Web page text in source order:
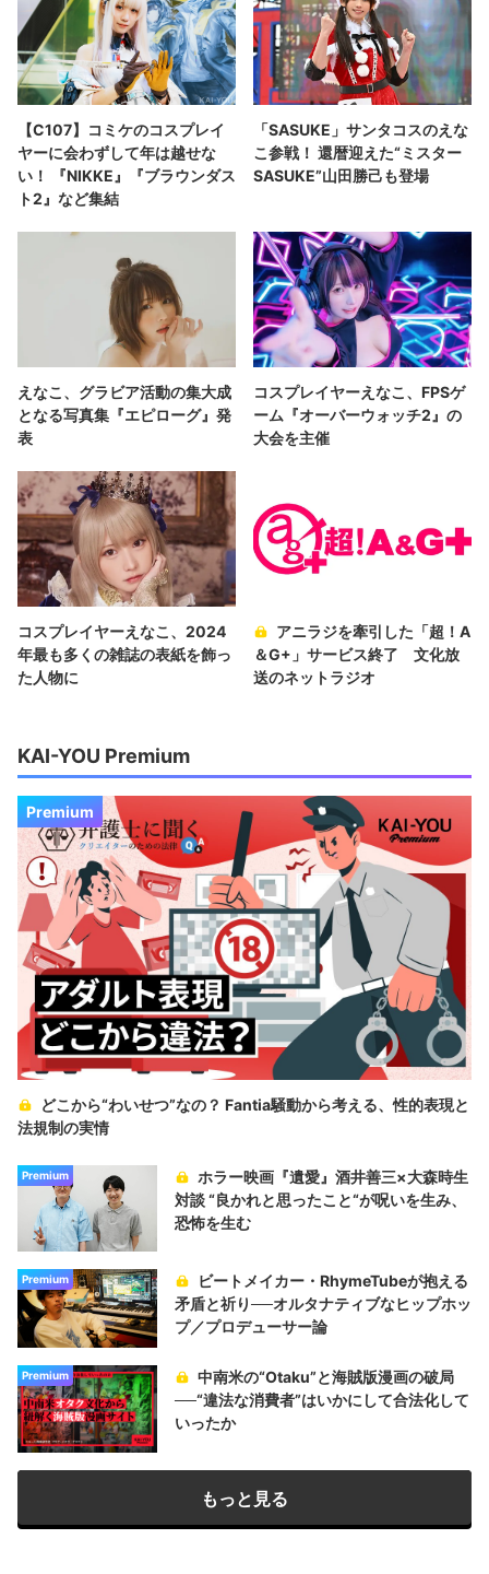
【C107】コミケのコスプレイ
ヤーに会わずして年は越せな
い！ 『NIKKE』『ブラウンダス
ト2』など集結
「SASUKE」サンタコスのえな
こ参戦！ 還暦迎えた“ミスター
SASUKE”山田勝己も登場
えなこ、グラビア活動の集大成
となる写真集『エピローグ』発
表
コスプレイヤーえなこ、FPSゲ
ーム『オーバーウォッチ2』の
大会を主催
コスプレイヤーえなこ、2024
年最も多くの雑誌の表紙を飾っ
た人物に
アニラジを牽引した「超！A
＆G+」サービス終了 文化放
送のネットラジオ
KAI-YOU Premium
Premium
どこから“わいせつ”なの？ Fantia騒動から考える、性的表現と
法規制の実情
Premium
ホラー映画『遺愛』酒井善三×大森時生
対談 “良かれと思ったこと“が呪いを生み、
恐怖を生む
Premium
ビートメイカー・RhymeTubeが抱える
矛盾と祈り──オルタナティブなヒップホッ
プ／プロデューサー論
Premium
中南米の“Otaku”と海賊版漫画の破局
──“違法な消費者”はいかにして合法化して
いったか
もっと見る